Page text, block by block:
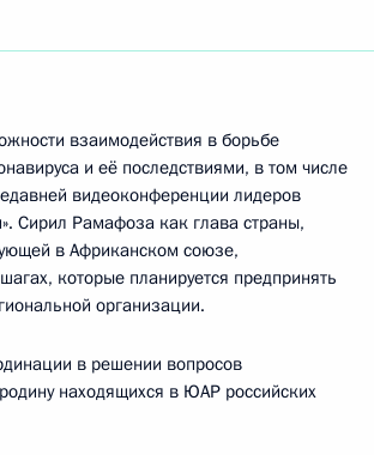
взаимодействия в борьбе
и её последствиями, в том числе
видеоконференции лидеров
Сирил Рамафоза как глава страны,
в Африканском союзе,
которые планируется предпринять
организации.
в решении вопросов
находящихся в ЮАР российских